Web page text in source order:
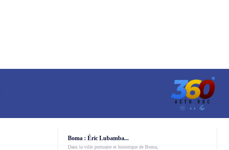
Boma : Éric Lubamba...
Dans la ville portuaire et historique de Boma,